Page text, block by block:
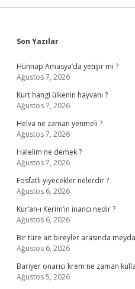
Sidebar
Son Yazılar
Hünnap Amasya’da yetişir mi ?
Ağustos 7, 2026
Kurt hangi ülkenin hayvanı ?
Ağustos 7, 2026
Helva ne zaman yenmeli ?
Ağustos 7, 2026
Halelim ne demek ?
Ağustos 7, 2026
Fosfatlı yiyecekler nelerdir ?
Ağustos 6, 2026
Kur’an-ı Kerim’in inancı nedir ?
Ağustos 6, 2026
Bir türe ait bireyler arasında
Ağustos 6, 2026
Bariyer onarıcı krem ne zaman
Ağustos 5, 2026